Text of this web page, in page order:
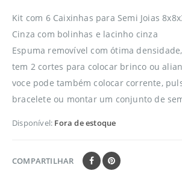
Kit com 6 Caixinhas para Semi Joias
Cinza com bolinhas e lacinho cinza
Espuma removível com ótima densidade,
tem 2 cortes para colocar brinco ou
voce pode também colocar corrente,
bracelete ou montar um conjunto de
Disponível: Fora de estoque
COMPARTILHAR